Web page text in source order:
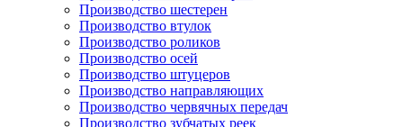
Производство шестерен
Производство втулок
Производство роликов
Производство осей
Производство штуцеров
Производство направляющих
Производство червячных передач
Производство зубчатых реек